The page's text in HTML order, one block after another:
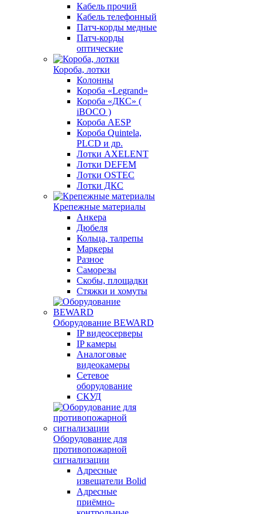
Кабель прочий
Кабель телефонный
Патч-корды медные
Патч-корды
оптические
Короба, лотки
Колонны
Короба «Legrand»
Короба «ДКС» (
iBOCO )
Короба AESP
Короба Quintela,
PLCD и др.
Лотки AXELENT
Лотки DEFEM
Лотки OSTEC
Лотки ДКС
Крепежные материалы
Анкера
Дюбеля
Кольца, талрепы
Маркеры
Разное
Саморезы
Скобы, площадки
Стяжки и хомуты
Оборудование BEWARD
IP видеосерверы
IP камеры
Аналоговые
видеокамеры
Сетевое
оборудование
СКУД
Оборудование для
противопожарной
сигнализации
Адресные
извещатели Bolid
Адресные
приёмно-